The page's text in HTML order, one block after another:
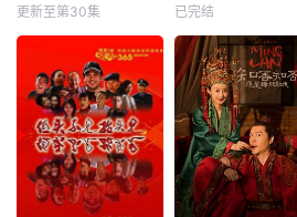
更新至第30集 已完结